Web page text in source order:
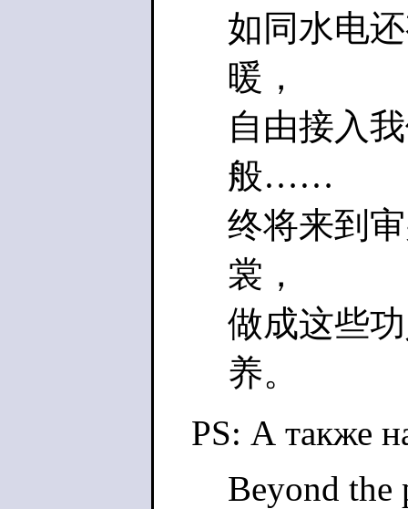
如同水电
暖，
自由接入
般……
终将来到
裳，
做成这些
养。
PS: А также
Beyond the